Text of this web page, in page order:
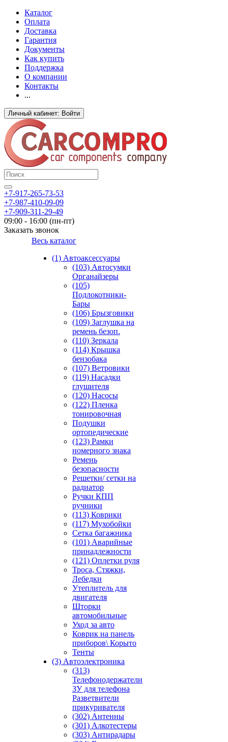
Каталог
Оплата
Доставка
Гарантия
Документы
Как купить
Поддержка
О компании
Контакты
...
Личный кабинет: Войти
+7-917-265-73-53
+7-987-410-09-09
+7-909-311-29-49
09:00 - 16:00 (пн-пт)
Заказать звонок
Весь каталог
(1) Автоаксессуары
(103) Автосумки
Органайзеры
(105)
Подлокотники-
Бары
(106) Брызговики
(109) Заглушка на
ремень безоп.
(110) Зеркала
(114) Крышка
бензобака
(107) Ветровики
(119) Насадки
глушителя
(120) Насосы
(122) Пленка
тонировочная
Подушки
ортопедические
(123) Рамки
номерного знака
Ремень
безопасности
Решетки/ сетки на
радиатор
Ручки КПП
ручники
(113) Коврики
(117) Мухобойки
Сетка багажника
(101) Аварийные
принадлежности
(121) Оплетки руля
Троса, Стяжки,
Лебедки
Утеплитель для
двигателя
Шторки
автомобильные
Уход за авто
Коврик на панель
приборов\ Корыто
Тенты
(3) Автоэлектроника
(313)
Телефонодержатели
ЗУ для телефона
Разветвители
прикуривателя
(302) Антенны
(301) Алкотестеры
(303) Антирадары